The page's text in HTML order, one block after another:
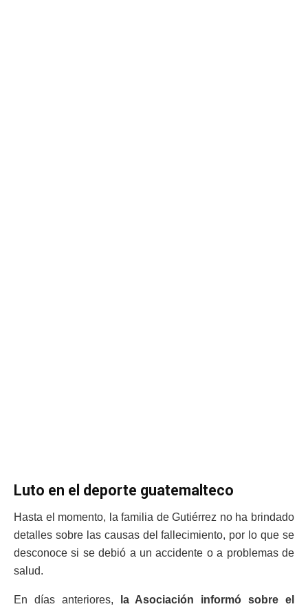
Luto en el deporte guatemalteco
Hasta el momento, la familia de Gutiérrez no ha brindado
detalles sobre las causas del fallecimiento, por lo que se
desconoce si se debió a un accidente o a problemas de
salud.
En días anteriores,
la Asociación informó sobre el